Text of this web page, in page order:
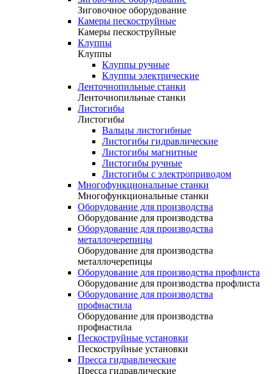
Зиговочное оборудование
Камеры пескоструйные
Камеры пескоструйные
Клуппы
Клуппы
Клуппы ручные
Клуппы электрические
Ленточнопильные станки
Ленточнопильные станки
Листогибы
Листогибы
Вальцы листогибные
Листогибы гидравлические
Листогибы магнитные
Листогибы ручные
Листогибы с электроприводом
Многофункциональные станки
Многофункциональные станки
Оборудование для производства
Оборудование для производства
Оборудование для производства
металлочерепицы
Оборудование для производства
металлочерепицы
Оборудование для производства профлиста
Оборудование для производства профлиста
Оборудование для производства
профнастила
Оборудование для производства
профнастила
Пескоструйные установки
Пескоструйные установки
Пресса гидравлические
Пресса гидравлические